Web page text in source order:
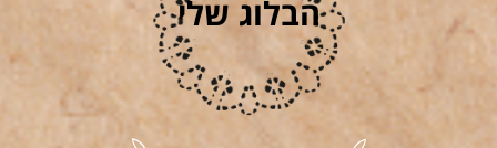
הבלוג שלי